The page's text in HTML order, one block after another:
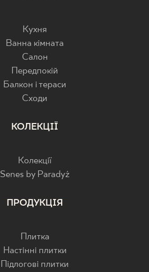
Кухня
Ванна кімната
Салон
Передпокій
Балкон і тераси
Cходи
КОЛЕКЦІЇ
Колекції
Senes by Paradyż
ПРОДУКЦІЯ
Плитка
Настінні плитки
Підлогові плитки